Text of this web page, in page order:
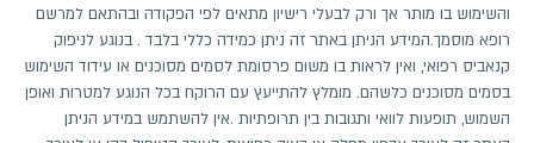
והשימוש בו מותר אך ורק לבעלי רישיון מתאים לפי הפקודה ובהתאם למרשם
רופא מוסמך.המידע הניתן באתר זה ניתן כמידה כללי בלבד . בנוגע לניפוק
קנאביס רפואי, ואין לראות בו משום פרסומת לסמים מסוכנים או עידוד השימוש
בסמים מסוכנים כלשהם. מומלץ להתייעץ עם הרוקח בכל הנוגע למטרות ואופן
השמוש, תופעות לוואי ותגובות בין תרופתיות .אין להשתמש במידע הניתן